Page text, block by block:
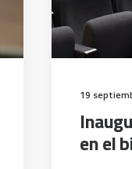
19
en el